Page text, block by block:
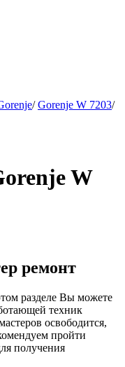
/Gorenje W 7203/
W
ремонт
разделе Вы можете
техник
освободится,
пройти
получения